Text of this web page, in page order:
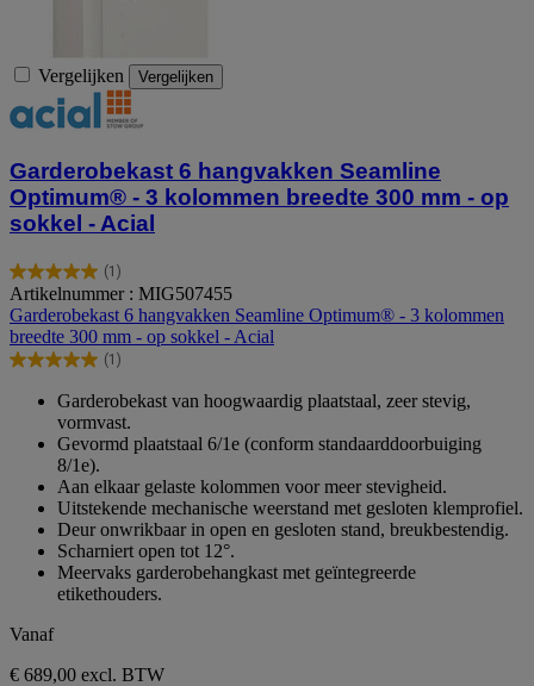
Vergelijken Vergelijken
Garderobekast 6 hangvakken Seamline
Optimum® - 3 kolommen breedte 300 mm - op
sokkel - Acial
(1)
5.0
van
de
5
sterren.
beoordeling
Artikelnummer : MIG507455
Garderobekast 6 hangvakken Seamline Optimum® - 3 kolommen
breedte 300 mm - op sokkel - Acial
(1)
5.0
sterren.
beoordeling
Garderobekast van hoogwaardig plaatstaal, zeer stevig,
vormvast.
Gevormd plaatstaal 6/1e (conform standaarddoorbuiging
8/1e).
Aan elkaar gelaste kolommen voor meer stevigheid.
Uitstekende mechanische weerstand met gesloten klemprofiel.
Deur onwrikbaar in open en gesloten stand, breukbestendig.
Scharniert open tot 12°.
Meervaks garderobehangkast met geïntegreerde
etikethouders.
Vanaf
€ 689,00 excl. BTW